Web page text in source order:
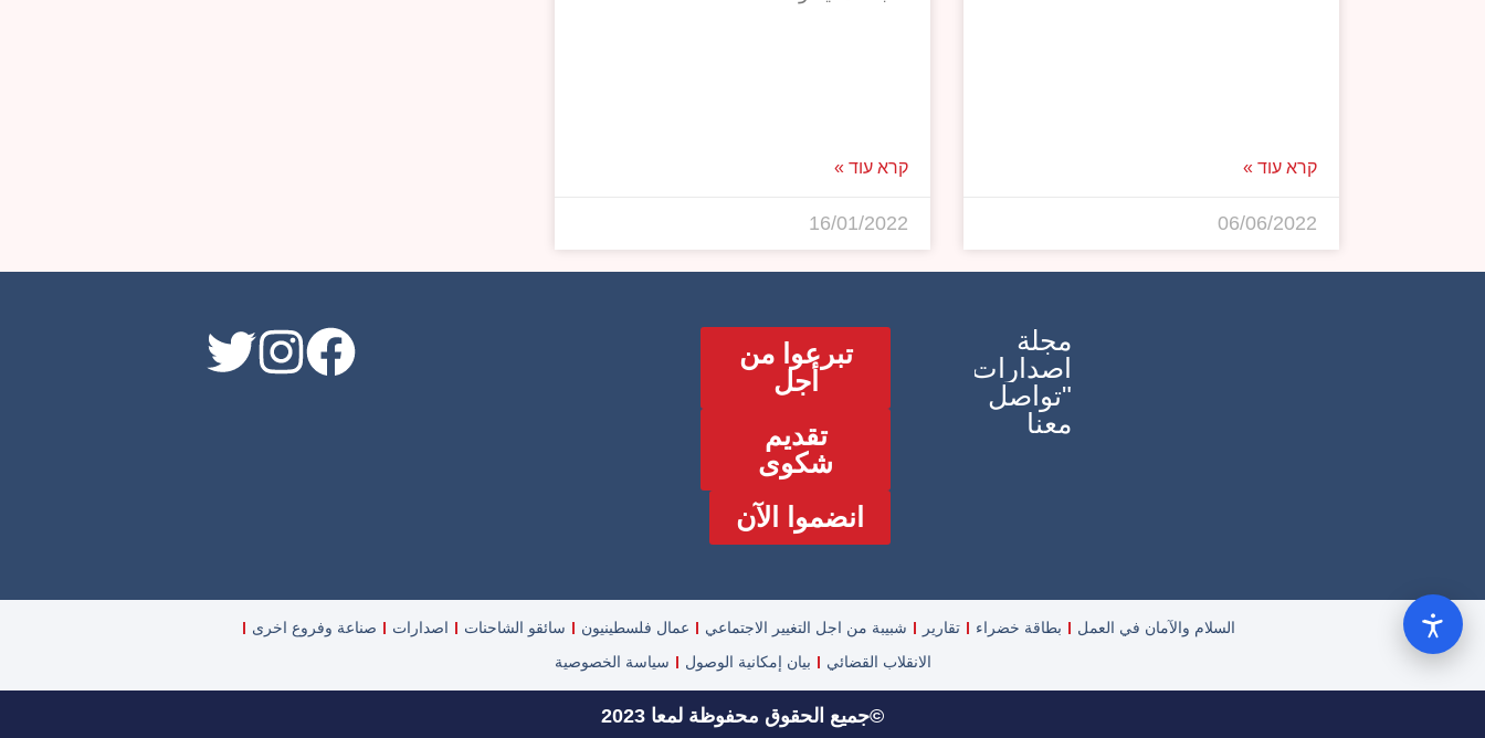
קרא עוד »
06/06/2022
קרא עוד »
16/01/2022
مجلة
اصدارات
"تواصل
معنا
تبرعوا من
أجل
تقديم
شكوى
انضموا الآن
السلام والآمان في العمل بطاقة خضراء تقارير شبيبة من اجل التغيير الاجتماعي عمال فلسطينيون سائقو الشاحنات اصدارات
صناعة وفروع اخرى
الانقلاب القضائي
بيان إمكانية الوصول سياسة الخصوصية
©جميع الحقوق محفوظة لمعا 2023